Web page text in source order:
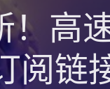
高
阅链